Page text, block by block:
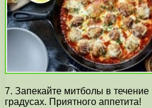
7. Запекайте митболы в
градусах. Приятного аппетита!